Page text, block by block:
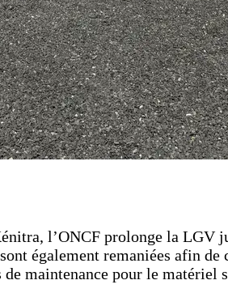
l’ONCF prolonge la LGV
également remaniées afin
maintenance pour le